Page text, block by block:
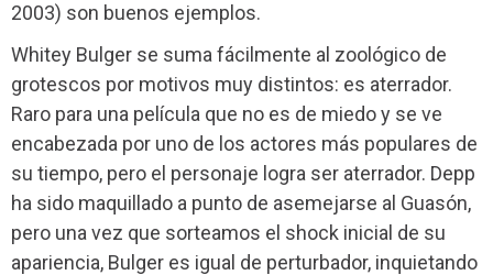
2003) son buenos ejemplos.
Whitey Bulger se suma fácilmente al zoológico de
grotescos por motivos muy distintos: es aterrador.
Raro para una película que no es de miedo y se ve
encabezada por uno de los actores más populares de
su tiempo, pero el personaje logra ser aterrador. Depp
ha sido maquillado a punto de asemejarse al Guasón,
pero una vez que sorteamos el shock inicial de su
apariencia, Bulger es igual de perturbador, inquietando